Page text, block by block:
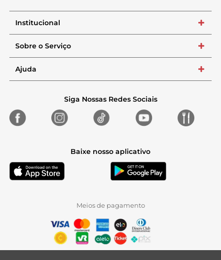
Institucional +
Sobre o Serviço +
Ajuda +
Siga Nossas Redes Sociais
Baixe nosso aplicativo
Meios de pagamento